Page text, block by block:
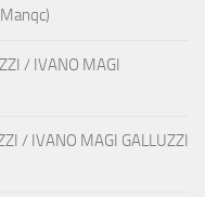
/ IVANO MAGI
/ IVANO MAGI GALLUZZI